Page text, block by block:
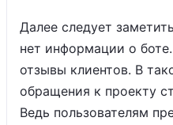
Далее следует
нет информации о
отзывы клиентов. В
обращения к проекту
Ведь пользователям